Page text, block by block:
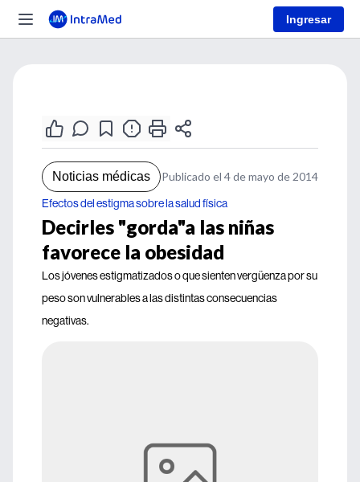
Ingresar
Noticias médicas Publicado el 4 de mayo de 2014
Efectos del estigma sobre la salud física
Decirles "gorda"a las niñas
favorece la obesidad
Los jóvenes estigmatizados o que sienten vergüenza por su
peso son vulnerables a las distintas consecuencias
negativas.